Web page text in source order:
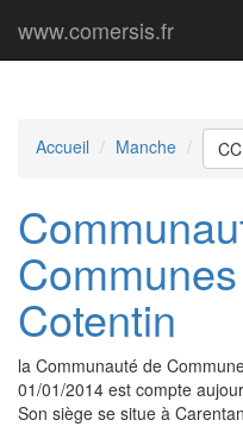
www.comersis.fr
Accueil Manche
Cotentin
la Communauté de
01/01/2014 est compte
Son siège se situe à